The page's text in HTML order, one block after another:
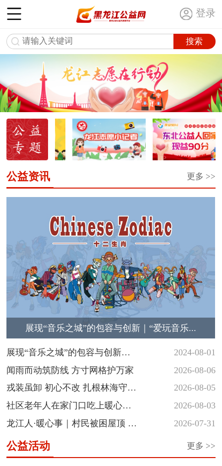
登录
更多 >>
公益资讯
展现“音乐之城”的包容与创新｜“爱玩音乐...
2024-08-01
展现“音乐之城”的包容与创新
｜“爱玩音...
2026-08-06
闻雨而动筑防线 方寸网格护万家
2026-08-05
戎装虽卸 初心不改 扎根林海守护
青山
2026-08-03
社区老年人在家门口吃上暖心热
饭
2026-07-31
龙江人·暖心事｜村民被困屋顶 民
警涉水...
更多 >>
公益活动